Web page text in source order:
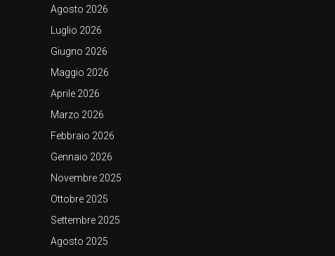
Agosto 2026
Luglio 2026
Giugno 2026
Maggio 2026
Aprile 2026
Marzo 2026
Febbraio 2026
Gennaio 2026
Novembre 2025
Ottobre 2025
Settembre 2025
Agosto 2025